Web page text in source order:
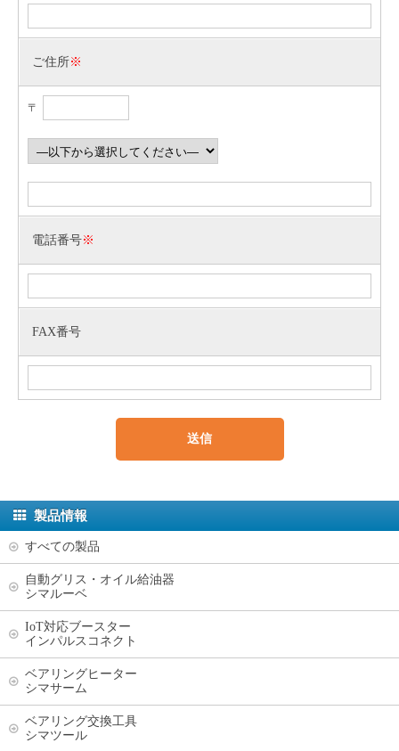
ご住所※
〒
電話番号※
FAX番号
製品情報
すべての製品
自動グリス・オイル給油器
シマルーベ
IoT対応ブースター
インパルスコネクト
ベアリングヒーター
シマサーム
ベアリング交換工具
シマツール